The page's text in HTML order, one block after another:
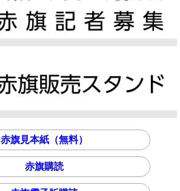
赤旗見本紙（無料）
赤旗購読